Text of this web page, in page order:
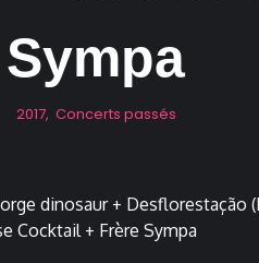
Sympa
2017, Concerts passés